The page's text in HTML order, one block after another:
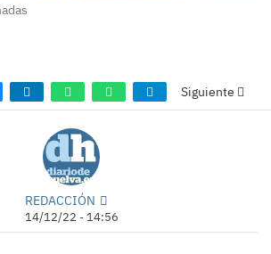
Siguiente
REDACCIÓN
14/12/22 - 14:56